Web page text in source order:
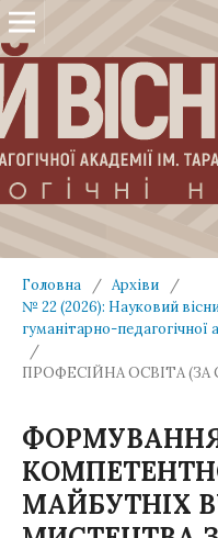
Головна / Архіви
/
№ 22 (2026): Науковий
гуманітарно-
/
ПРОФЕСІЙНА ОСВІТА (ЗА
МАЙБУТНІХ